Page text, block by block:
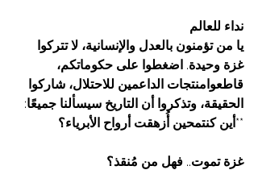
نداء للعالم
يا من تؤمنون بالعدل والإنسانية، لا تتركوا
غزة وحيدة. اضغطوا على حكوماتكم،
قاطعوامنتجات الداعمين للاحتلال، شاركوا
الحقيقة، وتذكروا أن التاريخ سيسألنا جميعًا:
**أين كنتمحين أُزهقت أرواح الأبرياء؟
غزة تموت.. فهل من مُنقذ؟